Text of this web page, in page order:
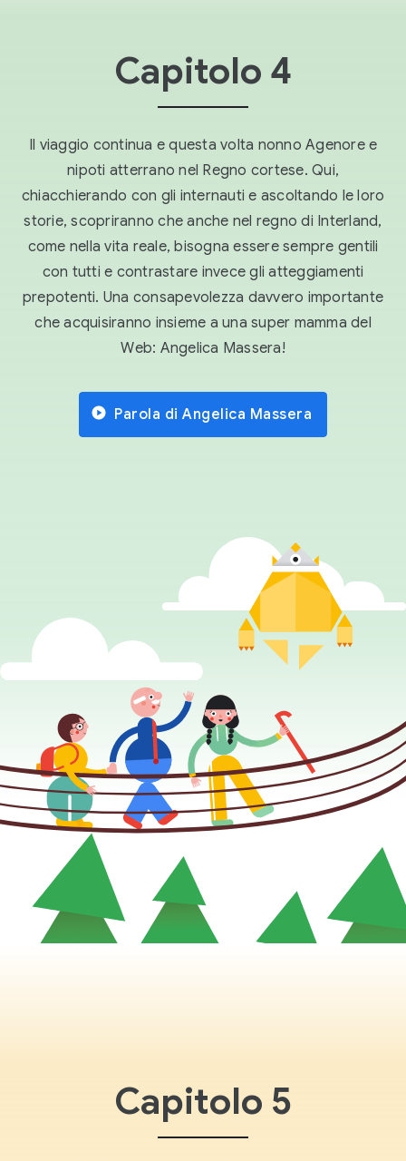
Capitolo 4
Il viaggio continua e questa volta nonno Agenore e
nipoti atterrano nel Regno cortese. Qui,
chiacchierando con gli internauti e ascoltando le loro
storie, scopriranno che anche nel regno di Interland,
come nella vita reale, bisogna essere sempre gentili
con tutti e contrastare invece gli atteggiamenti
prepotenti. Una consapevolezza davvero importante
che acquisiranno insieme a una super mamma del
Web: Angelica Massera!
Parola di Angelica Massera
Capitolo 5